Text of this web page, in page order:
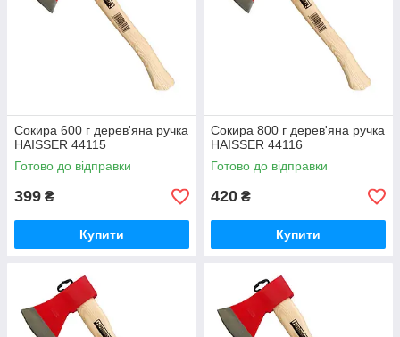
Сокира 600 г дерев'яна ручка
HAISSER 44115
Готово до відправки
399 ₴
Купити
Сокира 800 г дерев'яна ручка
HAISSER 44116
Готово до відправки
420 ₴
Купити